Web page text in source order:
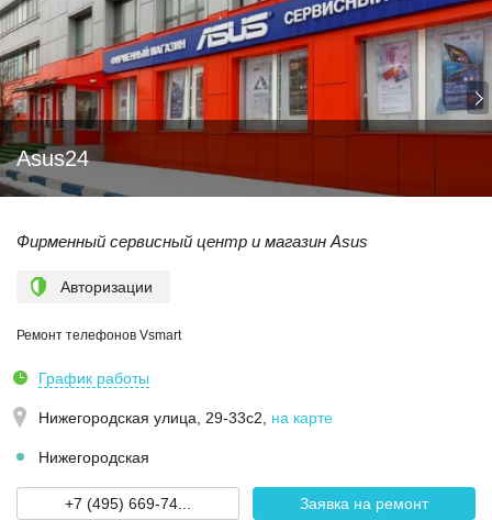
Asus24
Фирменный сервисный центр и магазин Asus
Авторизации
Ремонт телефонов Vsmart
График работы
Нижегородская улица, 29-33с2 на карте
Нижегородская
+7 (495) 669-74... Заявка на ремонт